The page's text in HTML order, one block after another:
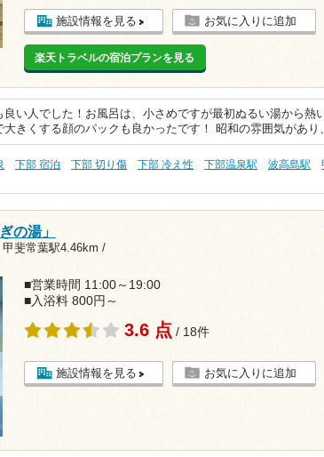
施設情報を見る お気に入りに追加
楽天トラベルの宿泊プランを見る
良い人でした！お風呂は、小さめですが最初ぬるい湯から熱
大きくする顔のパックも良かったです！ 昭和の雰囲気があ
下部 宿泊 下部 切り傷 下部 冷え性 下部温泉駅 波高島駅
の湯」
甲斐常葉駅4.46km /
■営業時間 11:00～19:00
■入浴料 800円～
3.6 点 / 18件
施設情報を見る お気に入りに追加